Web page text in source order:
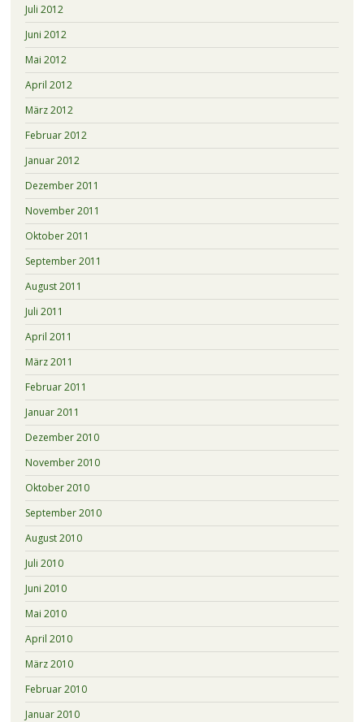
Juli 2012
Juni 2012
Mai 2012
April 2012
März 2012
Februar 2012
Januar 2012
Dezember 2011
November 2011
Oktober 2011
September 2011
August 2011
Juli 2011
April 2011
März 2011
Februar 2011
Januar 2011
Dezember 2010
November 2010
Oktober 2010
September 2010
August 2010
Juli 2010
Juni 2010
Mai 2010
April 2010
März 2010
Februar 2010
Januar 2010